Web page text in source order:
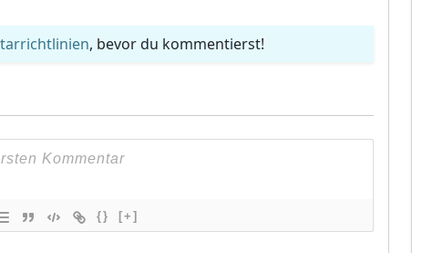
, bevor du kommentierst!
{} [+]